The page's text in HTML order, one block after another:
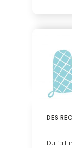
DES
—
Du fait